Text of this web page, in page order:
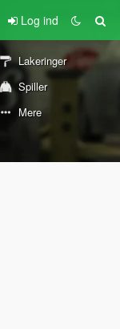
Log ind
Lakeringer
Spiller
Mere